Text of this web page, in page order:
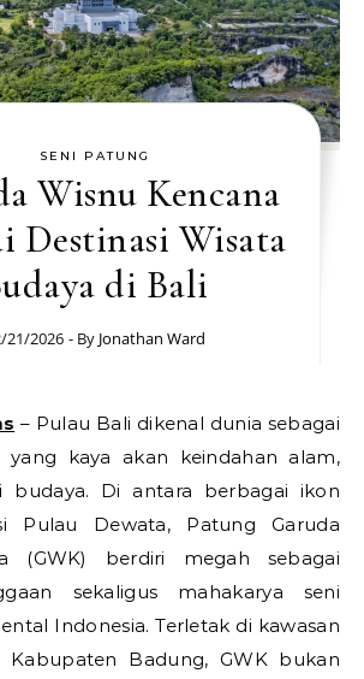
SENI PATUNG
Wisnu Kencana
Destinasi Wisata
di Bali
21/2026 - By Jonathan Ward
– Pulau Bali dikenal dunia sebagai
yang kaya akan keindahan alam,
budaya. Di antara berbagai ikon
Pulau Dewata, Patung Garuda
(GWK) berdiri megah sebagai
sekaligus mahakarya seni
Indonesia. Terletak di kawasan
Kabupaten Badung, GWK bukan